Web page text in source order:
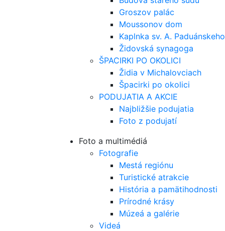
Groszov palác
Moussonov dom
Kaplnka sv. A. Paduánskeho
Židovská synagoga
ŠPACIRKI PO OKOLICI
Židia v Michalovciach
Špacirki po okolici
PODUJATIA A AKCIE
Najbližšie podujatia
Foto z podujatí
Foto a multimédiá
Fotografie
Mestá regiónu
Turistické atrakcie
História a pamätihodnosti
Prírodné krásy
Múzeá a galérie
Videá